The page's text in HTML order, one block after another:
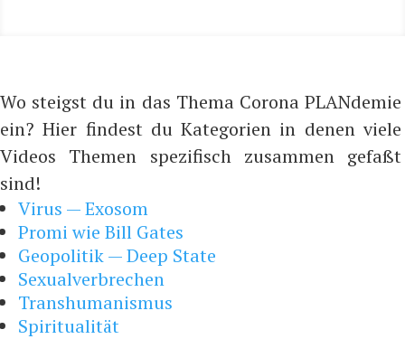
Wo steigst du in das Thema Corona PLANdemie
ein? Hier findest du Kategorien in denen viele
Videos Themen spezifisch zusammen gefaßt
sind!
Virus — Exosom
Promi wie Bill Gates
Geopolitik — Deep State
Sexualverbrechen
Transhumanismus
Spiritualität